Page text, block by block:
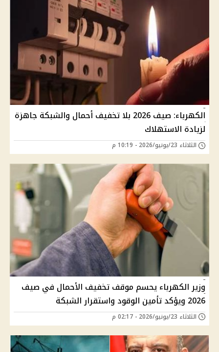
الكهرباء: صيف 2026 بلا تخفيف أحمال والشبكة جاهزة
لزيادة الاستهلاك
الثلاثاء 23/يونيو/2026 - 10:19 م
وزير الكهرباء يحسم موقف تخفيف الأحمال في صيف
2026 ويؤكد تأمين الوقود واستقرار الشبكة
الثلاثاء 23/يونيو/2026 - 02:17 م